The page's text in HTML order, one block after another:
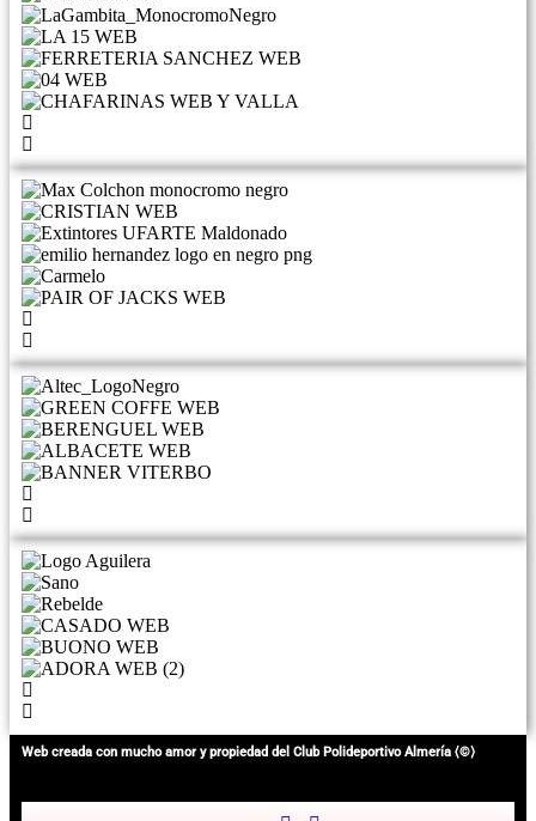
Web creada con mucho amor y propiedad del Club Polideportivo Almería ⟨©⟩